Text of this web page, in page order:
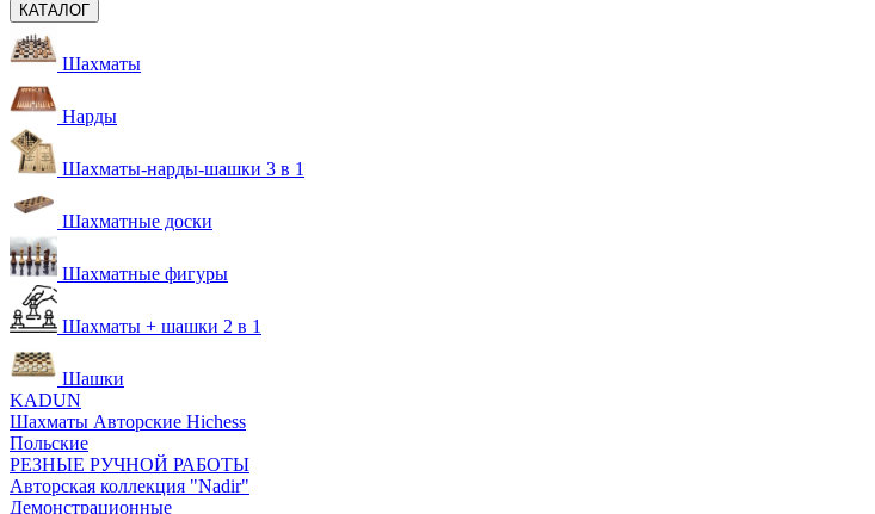
КАТАЛОГ
Шахматы
Нарды
Шахматы-нарды-шашки 3 в 1
Шахматные доски
Шахматные фигуры
Шахматы + шашки 2 в 1
Шашки
KADUN
Шахматы Авторские Hichess
Польские
РЕЗНЫЕ РУЧНОЙ РАБОТЫ
Авторская коллекция "Nadir"
Демонстрационные